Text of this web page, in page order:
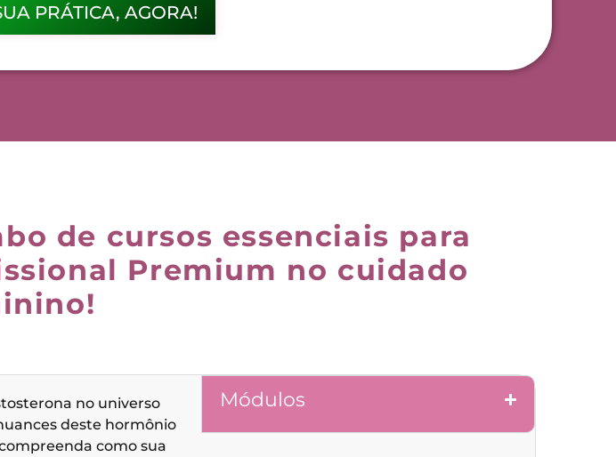
PRÁTICA, AGORA!
de cursos essenciais para
Premium no cuidado
no universo
deste hormônio
como sua
Módulos